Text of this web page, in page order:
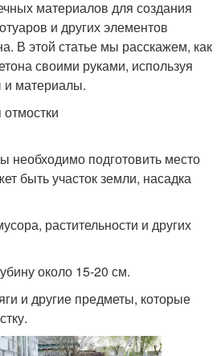
Современная отмостка
Простая отмостка
Отмостка по технологии
материалов для создания
и других элементов
В этой статье мы расскажем, как
своими руками, используя
и материалы.
необходимо подготовить место
быть участок земли, насадка
растительности и других
около 15-20 см.
и другие предметы, которые